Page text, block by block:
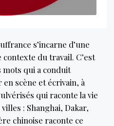
s’incarne d’une
du travail. C’est
qui a conduit
scène et écrivain, à
qui raconte la vie
: Shanghai, Dakar,
chinoise raconte ce